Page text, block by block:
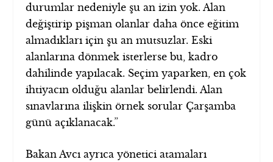
durumlar nedeniyle şu an izin yok. Alan
değiştirip pişman olanlar daha önce eğitim
almadıkları için şu an mutsuzlar. Eski
alanlarına dönmek isterlerse bu, kadro
dahilinde yapılacak. Seçim yaparken, en çok
ihtiyacın olduğu alanlar belirlendi. Alan
sınavlarına ilişkin örnek sorular Çarşamba
günü açıklanacak.”
Bakan Avcı ayrıca yönetici atamaları